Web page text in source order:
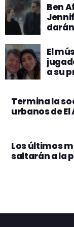
Ben
El
a su
Termina la
urbanos de
Los últimos
saltarán a la